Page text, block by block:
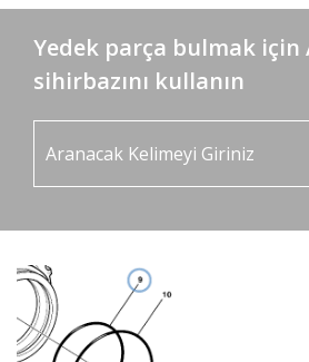
Yedek parça bulmak için
sihirbazını kullanın